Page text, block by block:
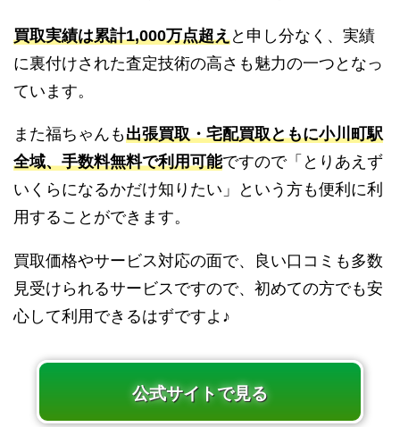
買取実績は累計1,000万点超えと申し分なく、実績
に裏付けされた査定技術の高さも魅力の一つとなっ
ています。
また福ちゃんも出張買取・宅配買取ともに小川町駅
全域、手数料無料で利用可能ですので「とりあえず
いくらになるかだけ知りたい」という方も便利に利
用することができます。
買取価格やサービス対応の面で、良い口コミも多数
見受けられるサービスですので、初めての方でも安
心して利用できるはずですよ♪
公式サイトで見る